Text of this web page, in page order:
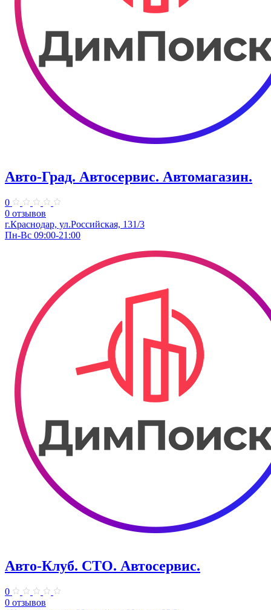
Авто-Град. Автосервис. Автомагазин.
0
0 отзывов
г.Краснодар, ул.Российская, 131/3
Пн-Вс 09:00-21:00
Авто-Клуб. СТО. Автосервис.
0
0 отзывов